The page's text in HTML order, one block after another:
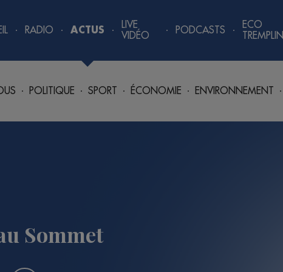
RADIO ACTUS
POLITIQUE SPORT ÉCONOMIE ENVIRONNEMENT
LIVE
VIDÉO
PODCASTS
ECO
TREMPLIN
Sommet